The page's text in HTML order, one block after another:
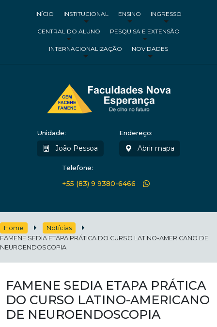
INÍCIO INSTITUCIONAL ENSINO INGRESSO
CENTRAL DO ALUNO PESQUISA E EXTENSÃO
INTERNACIONALIZAÇÃO NOVIDADES
Unidade:
João Pessoa
Endereço:
Abrir mapa
Telefone:
+55 (83) 9 9380-6466
Home
Notícias
FAMENE SEDIA ETAPA PRÁTICA DO CURSO LATINO-AMERICANO DE
NEUROENDOSCOPIA
FAMENE SEDIA ETAPA PRÁTICA
DO CURSO LATINO-AMERICANO
DE NEUROENDOSCOPIA